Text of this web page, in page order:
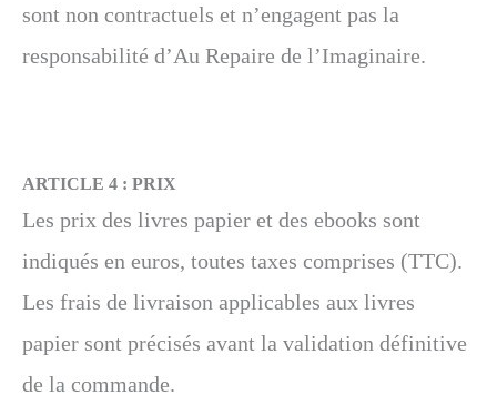
sont non contractuels et n’engagent pas la
responsabilité d’Au Repaire de l’Imaginaire.
ARTICLE 4 : PRIX
Les prix des livres papier et des ebooks sont
indiqués en euros, toutes taxes comprises (TTC).
Les frais de livraison applicables aux livres
papier sont précisés avant la validation définitive
de la commande.